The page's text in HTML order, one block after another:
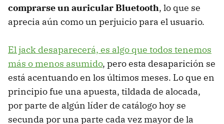
comprarse un auricular Bluetooth, lo que se
aprecia aún como un perjuicio para el usuario.
El jack desaparecerá, es algo que todos tenemos
más o menos asumido, pero esta desaparición se
está acentuando en los últimos meses. Lo que en
principio fue una apuesta, tildada de alocada,
por parte de algún líder de catálogo hoy se
secunda por una parte cada vez mayor de la